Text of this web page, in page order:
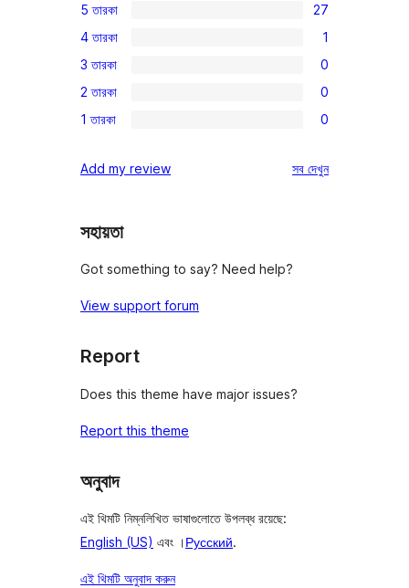
27টি
5-
স্টার
রিভিউ
5 তারকা 27
1টি
4-
স্টার
রিভিউ
4 তারকা 1
0টি
3-
স্টার
3 তারকা 0
0টি
2-
রিভিউ
2 তারকা 0
0টি
স্টার
1 তারকা 0
Add my review সবরিভিউ
দেখুন
সহায়তা
Got something to say? Need help?
View support forum
Report
Does this theme have major issues?
Report this theme
অনুবাদ
এই থিমটি নিম্নলিখিত ভাষাগুলোতে উপলব্ধ রয়েছে:
English (US) এবং ।Русский.
এই থিমটি অনুবাদ করুন